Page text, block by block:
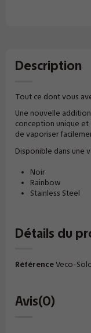
Description
Tout ce dont vous
Une nouvelle
conception unique et
de vaporiser
Disponible dans une
Noir
Rainbow
Stainless Steel
Détails du
Référence Veco-
Avis(0)